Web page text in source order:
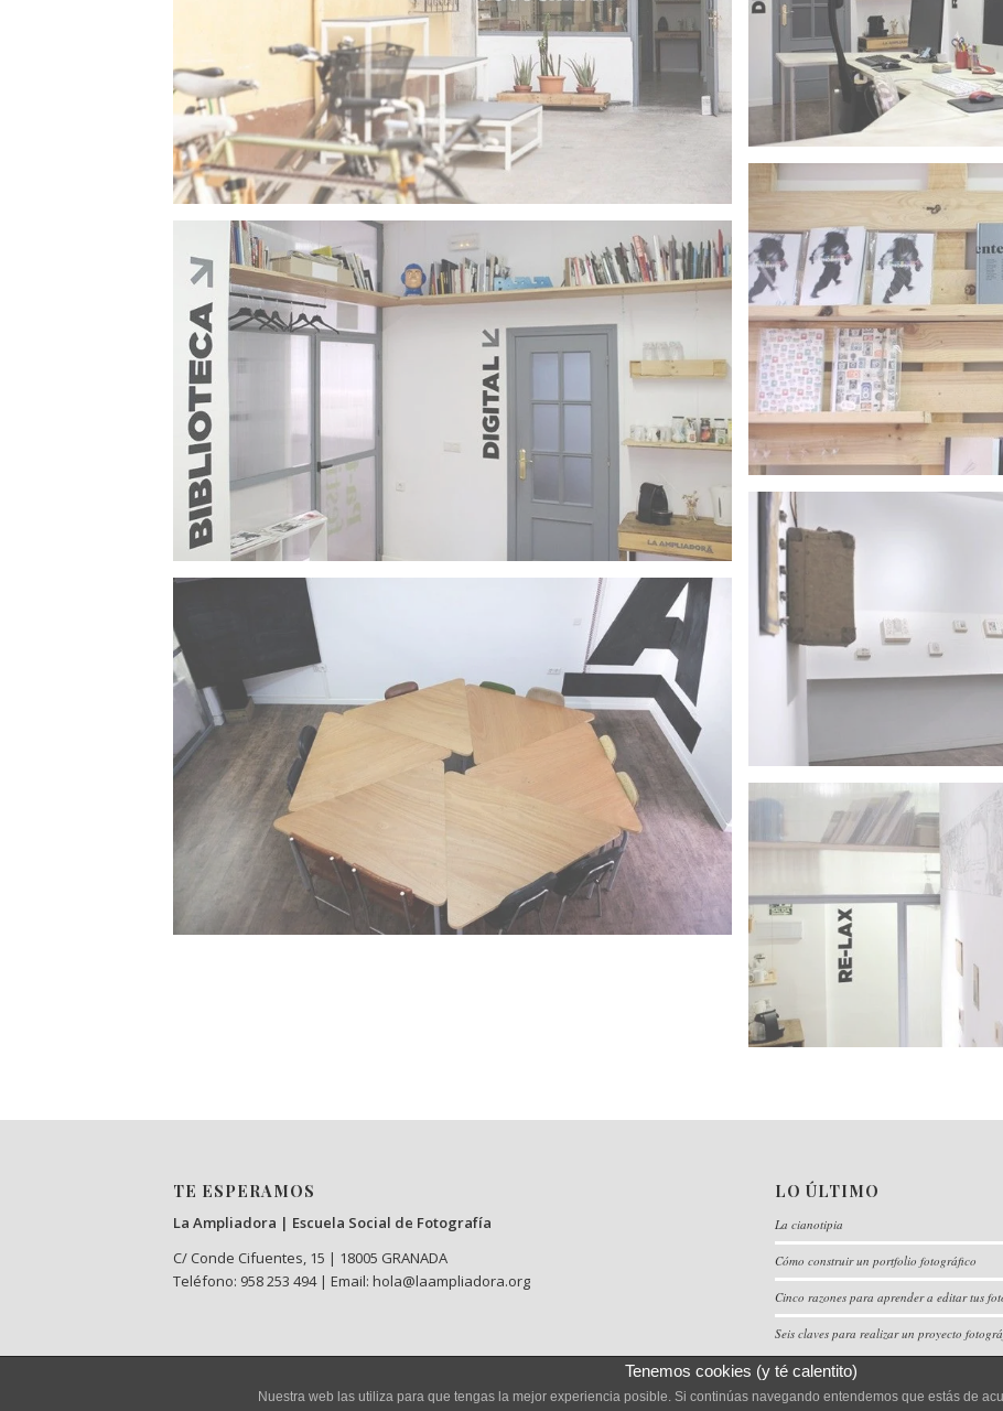
Placeta de La Ampliadora
Usada para impartir clases en primavera y verano y realizar actividades de
ocio y cultura como nuestras Verbenas Fotográficas o el Cine al Aire Libre.
Recepción
Punto de información de las
alumnos.
Tienda
Punto de venta de obra de
Zona de documentación y préstamo de libros de fotografía.
Galería
Zona de difusión fotográfica.
TE ESPERAMOS
La Ampliadora | Escuela Social de Fotografía
C/ Conde Cifuentes, 15 | 18005 GRANADA
Teléfono: 958 253 494 | Email: hola@laampliadora.org
LO ÚLTIMO
La cianotipia
Cómo construir un portfolio fotográfico
Cinco razones para aprender a editar tus
Seis claves para realizar un proyecto
Tenemos cookies (y té calentito)
Nuestra web las utiliza para que tengas la mejor experiencia posible. Si continúas navegando entendemos que estás de